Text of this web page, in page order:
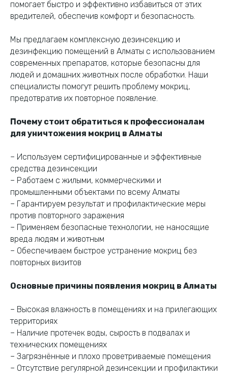
помогает быстро и эффективно избавиться от этих
вредителей, обеспечив комфорт и безопасность.
Мы предлагаем комплексную дезинсекцию и
дезинфекцию помещений в Алматы с использованием
современных препаратов, которые безопасны для
людей и домашних животных после обработки. Наши
специалисты помогут решить проблему мокриц,
предотвратив их повторное появление.
Почему стоит обратиться к профессионалам
для уничтожения мокриц в Алматы
– Используем сертифицированные и эффективные
средства дезинсекции
– Работаем с жилыми, коммерческими и
промышленными объектами по всему Алматы
– Гарантируем результат и профилактические меры
против повторного заражения
– Применяем безопасные технологии, не наносящие
вреда людям и животным
– Обеспечиваем быстрое устранение мокриц без
повторных визитов
Основные причины появления мокриц в Алматы
– Высокая влажность в помещениях и на прилегающих
территориях
– Наличие протечек воды, сырость в подвалах и
технических помещениях
– Загрязнённые и плохо проветриваемые помещения
– Отсутствие регулярной дезинсекции и профилактики
Дезинфекция
в Алматы
Закажите
дезинфекцию прямо
консультация и полная
результата.
WhatsApp
+7 (707) 143 43 43
Свяжитесь с нами по телефону или в WhatsApp